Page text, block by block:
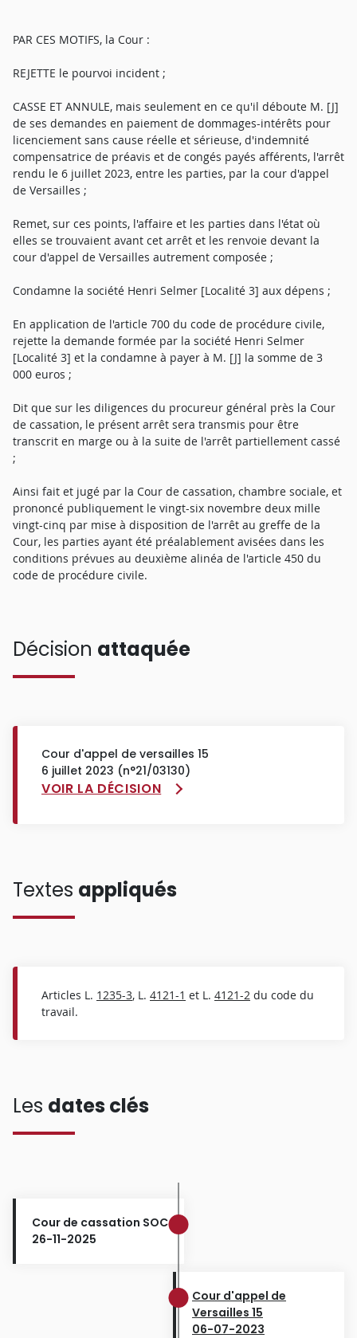
PAR CES MOTIFS, la Cour :
REJETTE le pourvoi incident ;
CASSE ET ANNULE, mais seulement en ce qu'il déboute M. [J]
de ses demandes en paiement de dommages-intérêts pour
licenciement sans cause réelle et sérieuse, d'indemnité
compensatrice de préavis et de congés payés afférents, l'arrêt
rendu le 6 juillet 2023, entre les parties, par la cour d'appel
de Versailles ;
Remet, sur ces points, l'affaire et les parties dans l'état où
elles se trouvaient avant cet arrêt et les renvoie devant la
cour d'appel de Versailles autrement composée ;
Condamne la société Henri Selmer [Localité 3] aux dépens ;
En application de l'article 700 du code de procédure civile,
rejette la demande formée par la société Henri Selmer
[Localité 3] et la condamne à payer à M. [J] la somme de 3
000 euros ;
Dit que sur les diligences du procureur général près la Cour
de cassation, le présent arrêt sera transmis pour être
transcrit en marge ou à la suite de l'arrêt partiellement cassé
;
Ainsi fait et jugé par la Cour de cassation, chambre sociale, et
prononcé publiquement le vingt-six novembre deux mille
vingt-cinq par mise à disposition de l'arrêt au greffe de la
Cour, les parties ayant été préalablement avisées dans les
conditions prévues au deuxième alinéa de l'article 450 du
code de procédure civile.
Décision attaquée
Cour d'appel de versailles 15
6 juillet 2023 (n°21/03130)
VOIR LA DÉCISION
Textes appliqués
Articles L. 1235-3, L. 4121-1 et L. 4121-2 du code du
travail.
Les dates clés
Cour de cassation SOC
26-11-2025
Cour d'appel de
Versailles 15
06-07-2023